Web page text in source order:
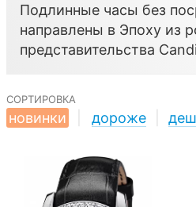
Подлинные часы без
направлены в Эпоху из
представительства
сортировка
новинки
дороже